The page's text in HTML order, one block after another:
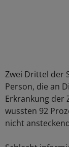
Zwei Drittel der
Person, die an
Erkrankung der
wussten 92
nicht